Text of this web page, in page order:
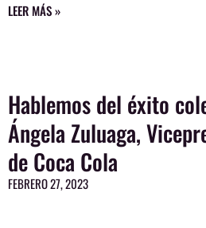
LEER MÁS »
Hablemos del éxito
Ángela Zuluaga,
de Coca Cola
FEBRERO 27, 2023